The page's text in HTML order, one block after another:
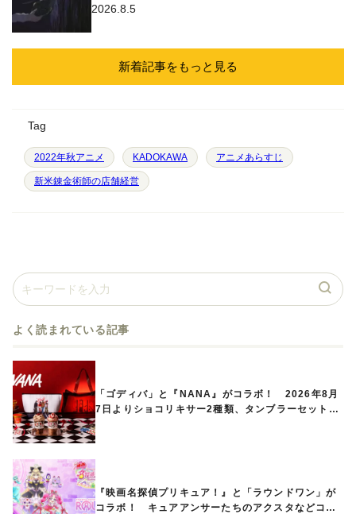
2026.8.5
新着記事をもっと見る
Tag
2022年秋アニメ KADOKAWA アニメあらすじ
新米錬金術師の店舗経営
よく読まれている記事
「ゴディバ」と『NANA』がコラボ！ 2026年8月
7日よりショコリキサー2種類、タンブラーセットな
『映画名探偵プリキュア！』と「ラウンドワン」が
コラボ！ キュアアンサーたちのアクスタなどコラ